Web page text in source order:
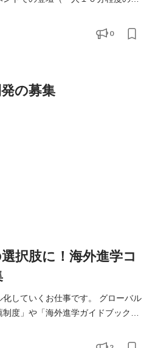
0
の募集
択肢に！海外進学コ
くお仕事です。 グローバル
度」や「海外進学ガイドブック」